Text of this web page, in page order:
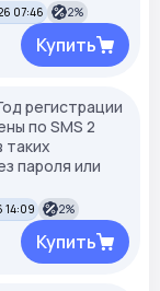
07:46 2%
Купить
регистрации
по SMS 2
таких
пароля или
14:09 2%
Купить